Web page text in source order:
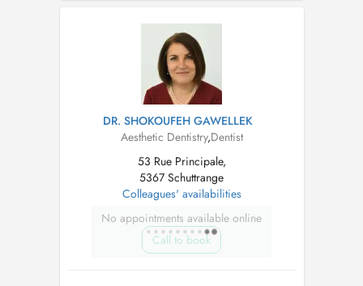
Notre cabinet dentaire est situé à Shuttrange,
nous disposons d'un parking deva...
DR. SHOKOUFEH GAWELLEK
Aesthetic Dentistry,Dentist
53 Rue Principale,
5367 Schuttrange
Colleagues' availabilities
No appointments available online
Call to book